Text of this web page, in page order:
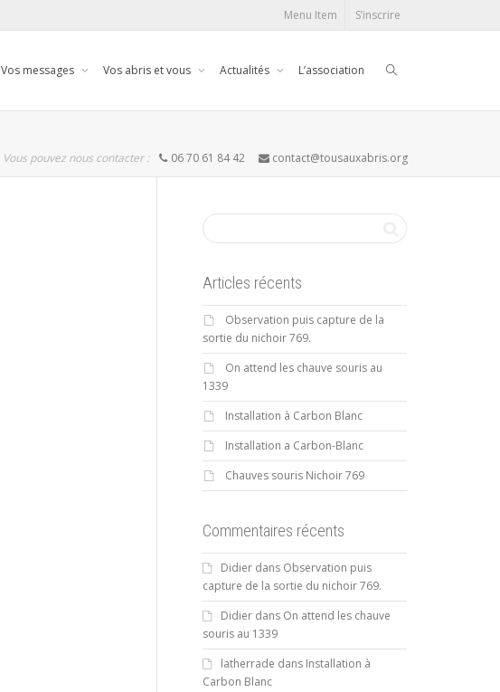
Menu Item S’inscrire
Vos messages Vos abris et vous Actualités L’association
Vous pouvez nous contacter : 06 70 61 84 42 contact@tousauxabris.org
Articles récents
Observation puis capture de la
sortie du nichoir 769.
On attend les chauve souris au
1339
Installation à Carbon Blanc
Installation a Carbon-Blanc
Chauves souris Nichoir 769
Commentaires récents
Didierdans Observation puis
capture de la sortie du nichoir 769.
Didierdans On attend les chauve
souris au 1339
latherrade dans Installation à
Carbon Blanc